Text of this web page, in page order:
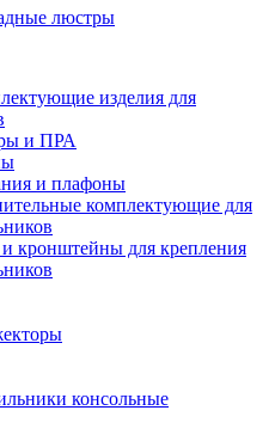
люстры
изделия для
и ПРА
и плафоны
комплектующие для
кронштейны для крепления
консольные